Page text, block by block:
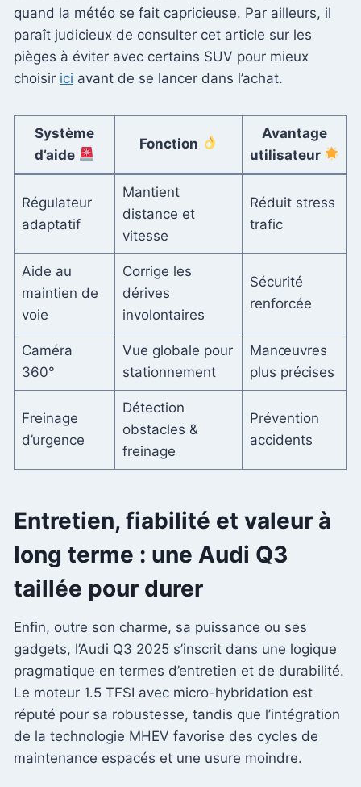
quand la météo se fait capricieuse. Par ailleurs, il
paraît judicieux de consulter cet article sur les
pièges à éviter avec certains SUV pour mieux
choisir ici avant de se lancer dans l’achat.
Système
d’aide
Fonction
Avantage
utilisateur
Régulateur
adaptatif
Mantient
distance et
vitesse
Réduit stress
trafic
Aide au
maintien de
voie
Corrige les
dérives
involontaires
Sécurité
renforcée
Caméra
360°
Vue globale pour
stationnement
Manœuvres
plus précises
Freinage
d’urgence
Détection
obstacles &
freinage
Prévention
accidents
Entretien, fiabilité et valeur à
long terme : une Audi Q3
taillée pour durer
Enfin, outre son charme, sa puissance ou ses
gadgets, l’Audi Q3 2025 s’inscrit dans une logique
pragmatique en termes d’entretien et de durabilité.
Le moteur 1.5 TFSI avec micro-hybridation est
réputé pour sa robustesse, tandis que l’intégration
de la technologie MHEV favorise des cycles de
maintenance espacés et une usure moindre.